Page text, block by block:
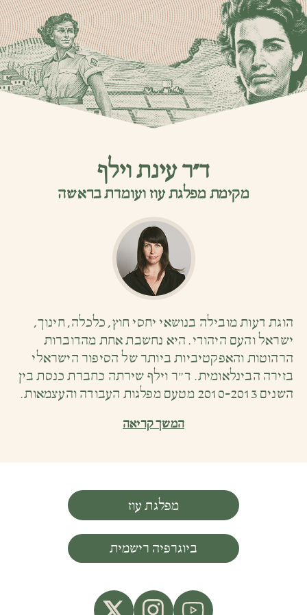
ד”ר עינת וילף
מקימת מפלגת עוז ועומדת בראשה
הוגת דעות מובילה בנושאי יחסי חוץ, כלכלה, חינוך,
ישראל והעם היהודי. היא נחשבת אחת מהדוברות
הרהוטות והאפקטיביות ביותר של הסיפור הישראלי
בזירה הבינלאומית. ד״ר וילף שירתה כחברת כנסת בין
השנים 2010-2013 מטעם מפלגות העבודה והעצמאות.
המשך קריאה
מפלגת עוז
ביוגרפיה רישמית